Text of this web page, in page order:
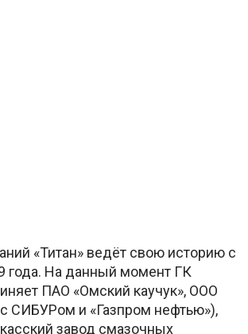
«Титан» ведёт свою историю с
года. На данный момент ГК
ПАО «Омский каучук», ООО
СИБУРом и «Газпром нефтью»),
завод смазочных